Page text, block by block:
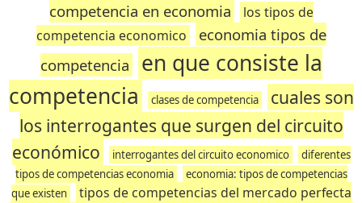
competencia en economia
los tipos de
competencia economico
economia tipos de
competencia
en que consiste la
competencia
clases de competencia
cuales son
los interrogantes que surgen del circuito
económico
interrogantes del circuito economico
diferentes
tipos de competencias economia
economia: tipos de competencias
que existen
tipos de competencias del mercado perfecta